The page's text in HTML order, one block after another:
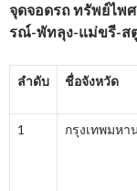
จุดจอดรถ ทรัพย์ไพ
รณ์-พัทลุง-แม่ขรี-ส
ลำดับ ชื่อจังหวัด
1 กรุงเทพมหา